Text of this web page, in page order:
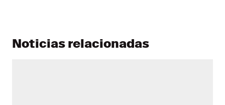
Noticias relacionadas